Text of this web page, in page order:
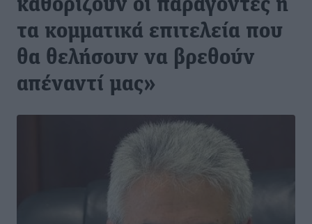
καθορίζουν οι παράγοντες ή
τα κομματικά επιτελεία που
θα θελήσουν να βρεθούν
απέναντί μας»